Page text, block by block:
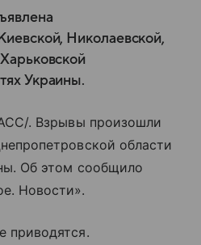
Николаевской,
Украины.
. Взрывы произошли
области
Об этом сообщило
Новости».
приводятся.